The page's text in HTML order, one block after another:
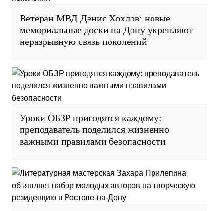
Ветеран МВД Денис Хохлов: новые
мемориальные доски на Дону укрепляют
неразрывную связь поколений
Уроки ОБЗР пригодятся каждому:
преподаватель поделился жизненно
важными правилами безопасности